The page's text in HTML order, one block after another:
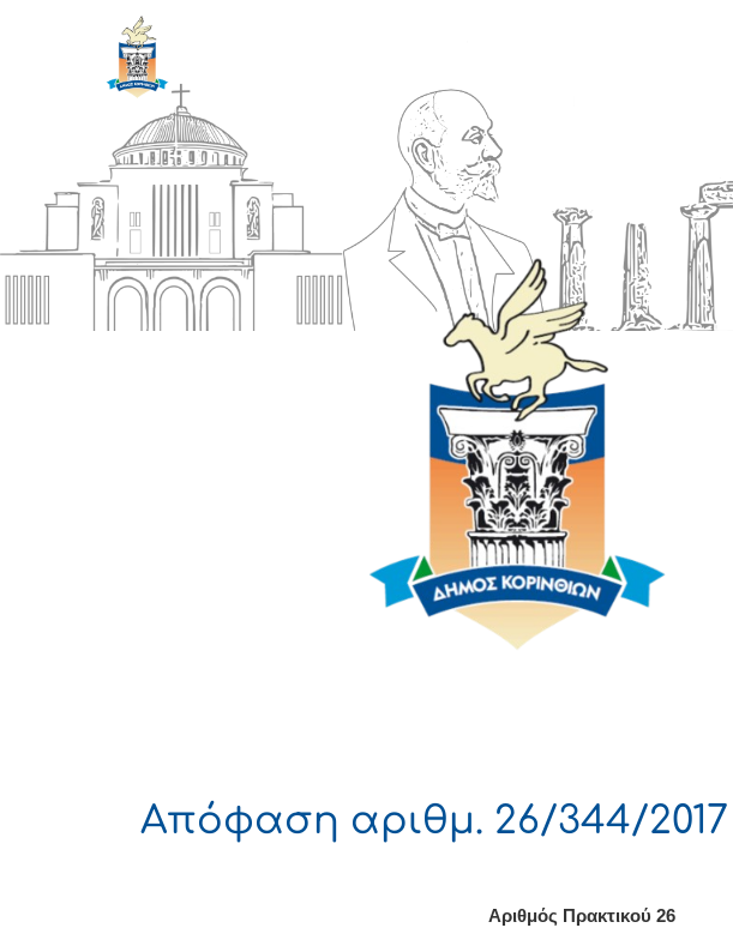
Απόφαση αριθμ. 26/344/2017
Αριθμός Πρακτικού 26